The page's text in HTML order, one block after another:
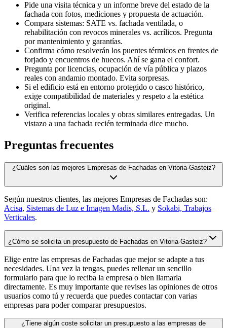
Pide una visita técnica y un informe breve del estado de la
fachada con fotos, mediciones y propuesta de actuación.
Compara sistemas: SATE vs. fachada ventilada, o
rehabilitación con revocos minerales vs. acrílicos. Pregunta
por mantenimiento y garantías.
Confirma cómo resolverán los puentes térmicos en frentes de
forjado y encuentros de huecos. Ahí se gana el confort.
Pregunta por licencias, ocupación de vía pública y plazos
reales con andamio montado. Evita sorpresas.
Si el edificio está en entorno protegido o casco histórico,
exige compatibilidad de materiales y respeto a la estética
original.
Verifica referencias locales y obras similares entregadas. Un
vistazo a una fachada recién terminada dice mucho.
Preguntas frecuentes
¿Cuáles son las mejores Empresas de Fachadas en Vitoria-Gasteiz?
Según nuestros clientes, las mejores Empresas de Fachadas son:
Acisa, Sistemas de Luz e Imagen Madis, S.L. y Sokabi, Trabajos
Verticales.
¿Cómo se solicita un presupuesto de Fachadas en Vitoria-Gasteiz?
Elige entre las empresas de Fachadas que mejor se adapte a tus
necesidades. Una vez la tengas, puedes rellenar un sencillo
formulario para que lo reciba la empresa o bien llamarla
directamente. Es muy importante que revises las opiniones de otros
usuarios como tú y recuerda que puedes contactar con varias
empresas para poder comparar presupuestos.
¿Tiene algún coste solicitar un presupuesto a las empresas de